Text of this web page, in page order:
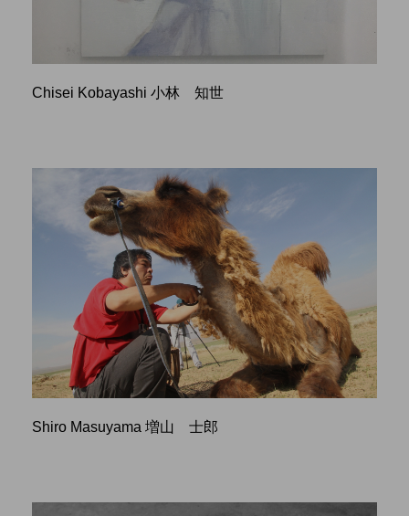
Chisei Kobayashi 小林 知世
Shiro Masuyama 増山 士郎